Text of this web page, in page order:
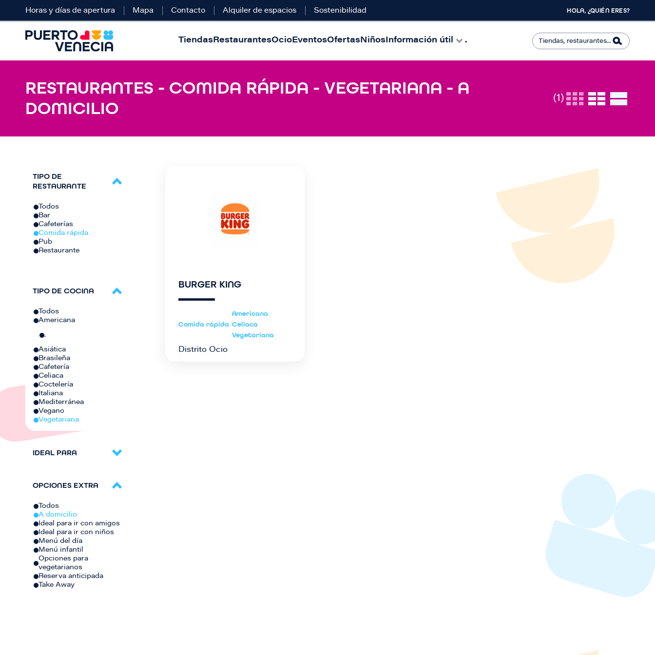
Horas y días de apertura Mapa Contacto Alquiler de espacios Sostenibilidad HOLA, ¿QUIÉN ERES?
TiendasRestaurantesOcioEventosOfertasNiñosInformación útil .
RESTAURANTES - COMIDA RÁPIDA - VEGETARIANA - A
DOMICILIO
(1)
TIPO DE
RESTAURANTE
Todos
Bar
Cafeterías
Comida rápida
Pub
Restaurante
TIPO DE COCINA
Todos
Americana
.
Asiática
Brasileña
Cafetería
Celiaca
Coctelería
Italiana
Mediterránea
Vegano
Vegetariana
IDEAL PARA
OPCIONES EXTRA
Todos
A domicilio
Ideal para ir con amigos
Ideal para ir con niños
Menú del día
Menú infantil
Opciones para
vegetarianos
Reserva anticipada
Take Away
BURGER KING
Comida rápida
Americana
Celiaca
Vegetariana
Distrito Ocio